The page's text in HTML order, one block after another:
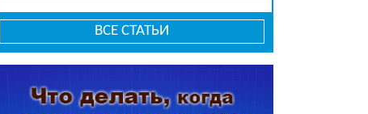
ВСЕ СТАТЬИ